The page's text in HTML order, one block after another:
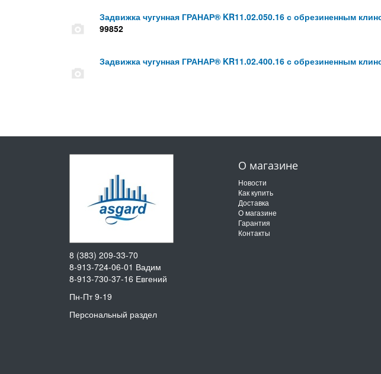
Задвижка чугунная ГРАНАР® KR11.02.050.16 с обрезиненным
99852
Задвижка чугунная ГРАНАР® KR11.02.400.16 с обрезиненным
О магазине
Новости
Как купить
Доставка
О магазине
Гарантия
Контакты
8 (383) 209-33-70
8-913-724-06-01 Вадим
8-913-730-37-16 Евгений
Пн-Пт 9-19
Персональный раздел